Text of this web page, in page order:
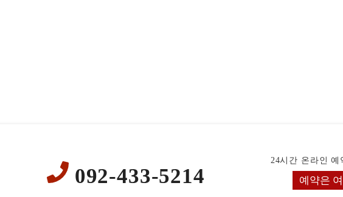
092-433-5214
24시간 온라인 예
예약은